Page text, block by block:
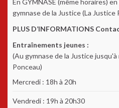
En GYMNASE (même horaires)
gymnase de la Justice (La Justice
PLUS D’INFORMATIONS
Entraînements jeunes :
(Au gymnase de la Justice
Ponceau)
Mercredi : 18h à 20h
Vendredi : 19h à 20h30